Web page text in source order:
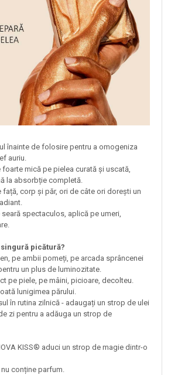
înainte de folosire pentru a omogeniza
auriu.
mică pe pielea curată și uscată,
la absorbție completă.
corp și păr, ori de câte ori dorești un
spectaculos, aplică pe umeri,
picătură?
pe ambii pomeți, pe arcada sprâncenei
un plus de luminozitate.
pe piele, pe mâini, picioare, decolteu.
lunigimea părului.
în rutina zilnică - adaugați un strop de ulei
zi pentru a adăuga un strop de
KISS® aduci un strop de magie dintr-o
conține parfum.